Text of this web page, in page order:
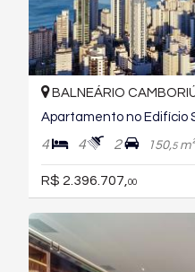
BALNEÁRIO
Apartamento no Edifício
4 4 2 150,5
R$ 2.396.707, 00